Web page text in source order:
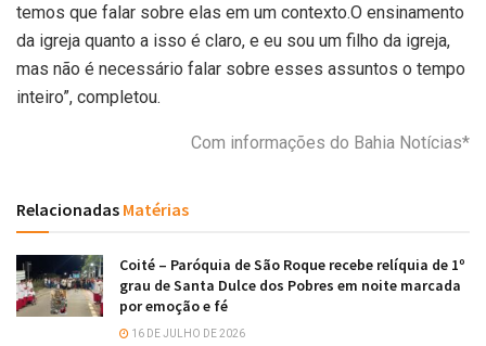
temos que falar sobre elas em um contexto.O ensinamento
da igreja quanto a isso é claro, e eu sou um filho da igreja,
mas não é necessário falar sobre esses assuntos o tempo
inteiro”, completou.
Com informações do Bahia Notícias*
Relacionadas Matérias
Coité – Paróquia de São Roque recebe relíquia de 1º
grau de Santa Dulce dos Pobres em noite marcada
por emoção e fé
16 DE JULHO DE 2026